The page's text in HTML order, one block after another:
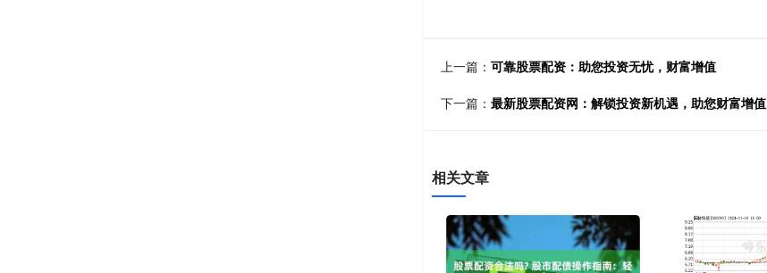
上一篇： 可靠股票配资：助您投资无忧，财富增值
下一篇： 最新股票配资网：解锁投资新机遇，助您财富增值
相关文章